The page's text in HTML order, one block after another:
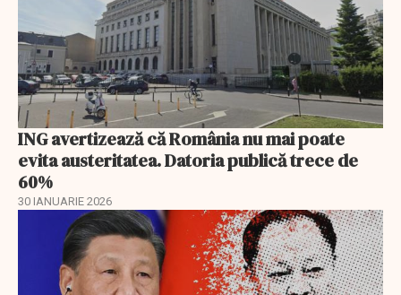
ING avertizează că România nu mai poate
evita austeritatea. Datoria publică trece de
60%
30 IANUARIE 2026